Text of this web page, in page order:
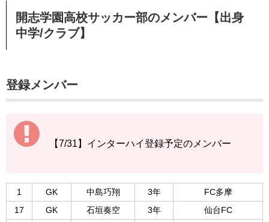
開志学園高校サッカー部のメンバー【出身
中学/クラブ】
登録メンバー
【7/31】インターハイ登録予定のメンバー
1 GK 中島巧翔 3年
FC多摩
17
GK 石垣奏空 3年
仙台FC